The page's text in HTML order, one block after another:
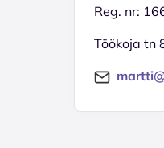
Reg. nr:
Töökoja tn